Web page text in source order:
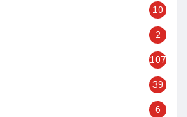
10
2
107
39
6